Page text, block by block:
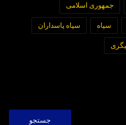
http://
جمهوری اسلامی
سپاه سپاه پاسداران